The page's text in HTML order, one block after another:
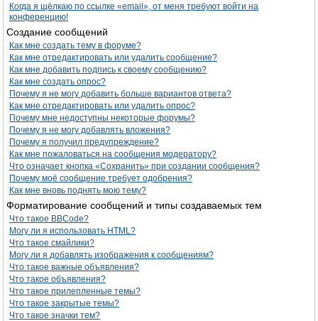
Когда я щёлкаю по ссылке «email», от меня требуют войти на
конференцию!
Создание сообщений
Как мне создать тему в форуме?
Как мне отредактировать или удалить сообщение?
Как мне добавить подпись к своему сообщению?
Как мне создать опрос?
Почему я не могу добавить больше вариантов ответа?
Как мне отредактировать или удалить опрос?
Почему мне недоступны некоторые форумы?
Почему я не могу добавлять вложения?
Почему я получил предупреждение?
Как мне пожаловаться на сообщения модератору?
Что означает кнопка «Сохранить» при создании сообщения?
Почему моё сообщение требует одобрения?
Как мне вновь поднять мою тему?
Форматирование сообщений и типы создаваемых тем
Что такое BBCode?
Могу ли я использовать HTML?
Что такое смайлики?
Могу ли я добавлять изображения к сообщениям?
Что такое важные объявления?
Что такое объявления?
Что такое прилепленные темы?
Что такое закрытые темы?
Что такое значки тем?